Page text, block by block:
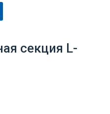
секция L-